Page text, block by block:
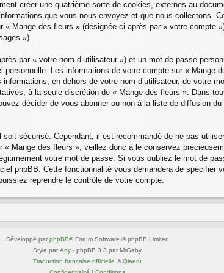
créer une quatrième sorte de cookies, externes au
que vous nous envoyez et que nous collectons.
« Mange des fleurs » (désignée ci-après par « votre compte
»).
par « votre nom d’utilisateur ») et un mot de passe
Les informations de votre compte sur « Mange
en-dehors de votre nom d’utilisateur, de votre
à la seule discrétion de « Mange des fleurs ». Dans
décider de vous abonner ou non à la liste de diffusion
sécurisé. Cependant, il est recommandé de ne pas
Mange des fleurs », veillez donc à le conservez
votre mot de passe. Si vous oubliez le mot de
phpBB. Cette fonctionnalité vous demandera de spécifier
reprendre le contrôle de votre compte.
Développé par phpBB® Forum Software © phpBB Limited
Style par Arty - phpBB 3.3 par MrGaby
Traduction française officielle ©Qiaeru